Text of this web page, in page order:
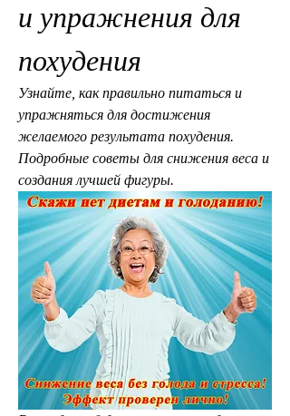
и упражнения для
похудения
Узнайте, как правильно питаться и
упражняться для достижения
желаемого результата похудения.
Подробные советы для снижения веса и
создания лучшей фигуры.